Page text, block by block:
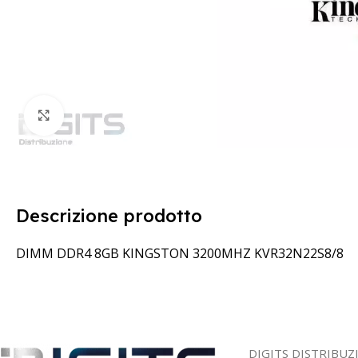
Clicca per ingrandire
Descrizione prodotto
DIMM DDR4 8GB KINGSTON 3200MHZ KVR32N22S8/8
DIGITS